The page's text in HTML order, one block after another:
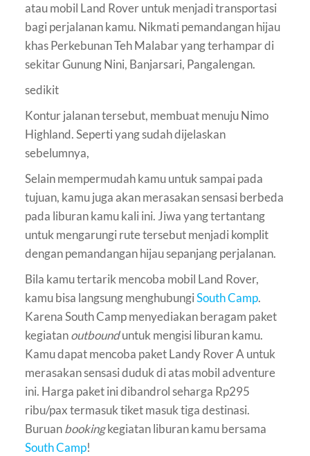
atau mobil Land Rover untuk menjadi transportasi
bagi perjalanan kamu. Nikmati pemandangan hijau
khas Perkebunan Teh Malabar yang terhampar di
sekitar Gunung Nini, Banjarsari, Pangalengan.
sedikit
Kontur jalanan tersebut, membuat menuju Nimo
Highland. Seperti yang sudah dijelaskan
sebelumnya,
Selain mempermudah kamu untuk sampai pada
tujuan, kamu juga akan merasakan sensasi berbeda
pada liburan kamu kali ini. Jiwa yang tertantang
untuk mengarungi rute tersebut menjadi komplit
dengan pemandangan hijau sepanjang perjalanan.
Bila kamu tertarik mencoba mobil Land Rover,
kamu bisa langsung menghubungiSouth Camp.
Karena South Camp menyediakan beragam paket
kegiatanoutbounduntuk mengisi liburan kamu.
Kamu dapat mencoba paket Landy Rover A untuk
merasakan sensasi duduk di atas mobil adventure
ini. Harga paket ini dibandrol seharga Rp295
ribu/pax termasuk tiket masuk tiga destinasi.
Buruanbookingkegiatan liburan kamu bersama
South Camp!